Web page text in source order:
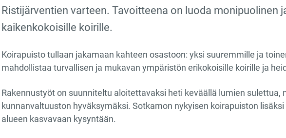
Ristijärventien varteen. Tavoitteena on luoda monipuolinen
kaikenkokoisille koirille.
Koirapuisto tullaan jakamaan kahteen osastoon: yksi suuremmille ja
mahdollistaa turvallisen ja mukavan ympäristön erikokoisille koirille ja
Rakennustyöt on suunniteltu aloitettavaksi heti keväällä lumien sulettua,
kunnanvaltuuston hyväksymäksi. Sotkamon nykyisen koirapuiston
alueen kasvavaan kysyntään.